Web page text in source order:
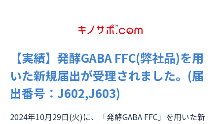
【実績】発酵GABA FFC(弊社品)を用
いた新規届出が受理されました。(届
出番号：J602,J603)
2024年10月29日(火)に、「発酵GABA FFC」を用いた新